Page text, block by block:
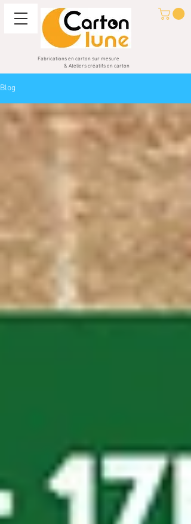
Fabrications en carton sur mesure
& Ateliers créatifs en carton
Blog